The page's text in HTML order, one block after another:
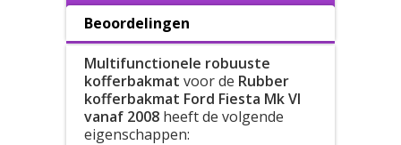
Beoordelingen
Multifunctionele robuuste
kofferbakmat voor de Rubber
kofferbakmat Ford Fiesta Mk VI
vanaf 2008 heeft de volgende
eigenschappen: